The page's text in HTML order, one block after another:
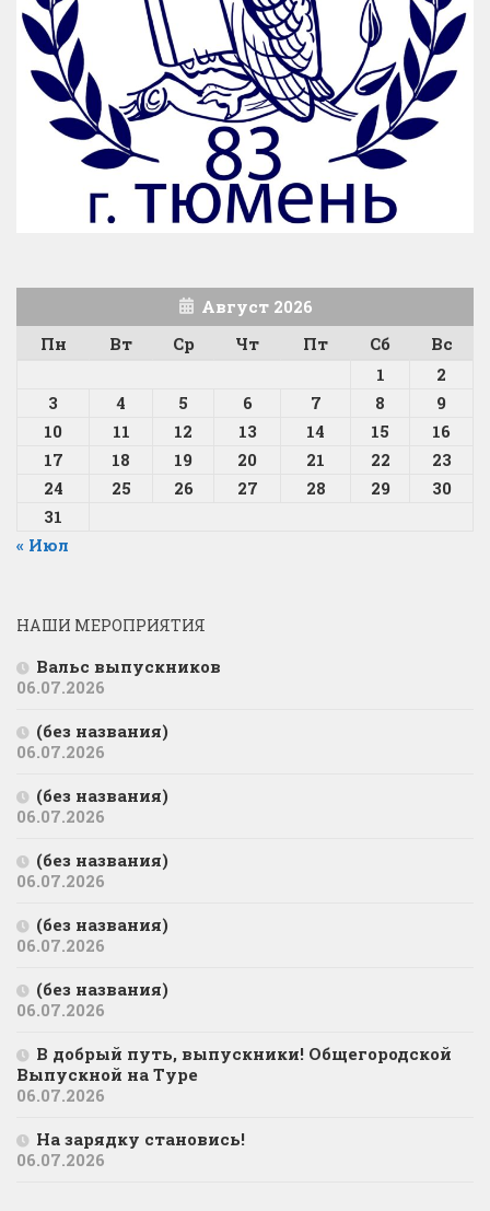
Август 2026
Пн
Вт Ср Чт Пт Сб
Вс
1
2
3
4 5 6 7 8
9
10
11 12 13 14 15
16
17
18 19 20 21 22
23
24
25 26 27 28 29
30
31
« Июл
НАШИ МЕРОПРИЯТИЯ
Вальс выпускников
06.07.2026
(без названия)
06.07.2026
(без названия)
06.07.2026
(без названия)
06.07.2026
(без названия)
06.07.2026
(без названия)
06.07.2026
В добрый путь, выпускники! Общегородской
Выпускной на Туре
06.07.2026
На зарядку становись!
06.07.2026